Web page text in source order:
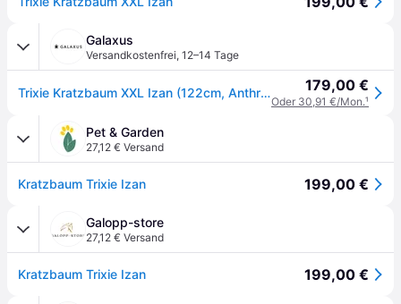
Galaxus
Versandkostenfrei, 12–14 Tage
Trixie Kratzbaum XXL Izan (122cm, Anthrazit), Katzenbaum 179,00 €
Oder 30,91 €/Mon.¹
Pet & Garden
27,12 € Versand
Kratzbaum Trixie Izan 199,00 €
Galopp-store
27,12 € Versand
Kratzbaum Trixie Izan 199,00 €